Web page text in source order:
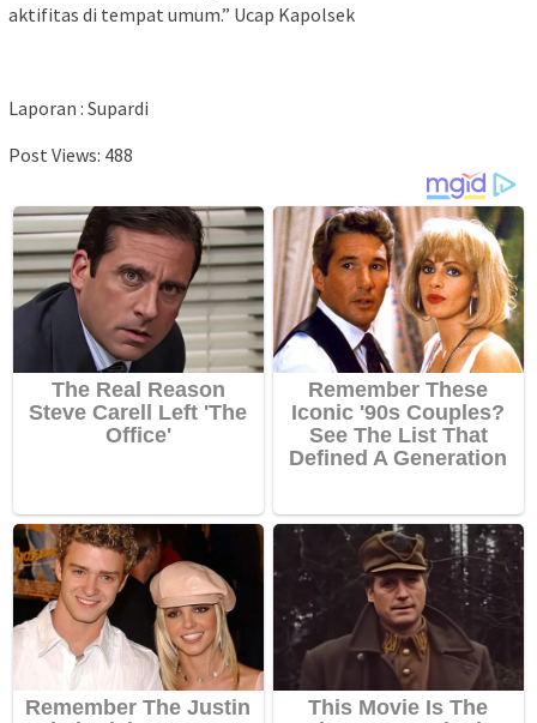
aktifitas di tempat umum.” Ucap Kapolsek
Laporan : Supardi
Post Views: 488